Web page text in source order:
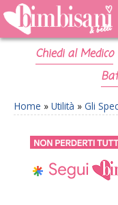
Chiedi al Medico
Home » Utilità » Gli